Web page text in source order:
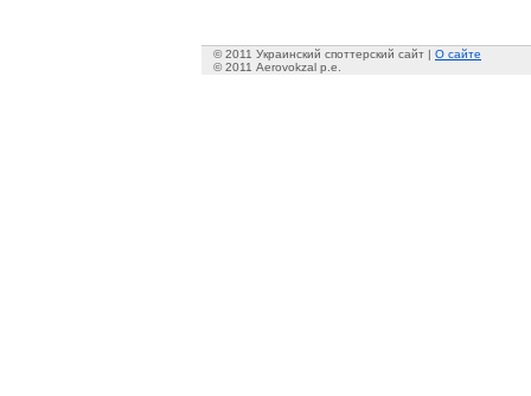
© 2011 Украинский споттерский сайт | О сайте
© 2011 Aerovokzal p.e.